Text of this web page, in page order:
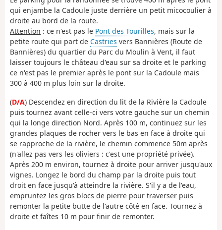
qui enjambe la Cadoule juste derrière un petit micocoulier à
droite au bord de la route.
Attention : ce n'est pas le Pont des Tourilles, mais sur la
petite route qui part de Castries vers Bannières (Route de
Bannières) du quartier du Parc du Moulin à Vent, il faut
laisser toujours le château d'eau sur sa droite et le parking
ce n'est pas le premier après le pont sur la Cadoule mais
300 à 400 m plus loin sur la droite.
(D/A) Descendez en direction du lit de la Rivière la Cadoule
puis tournez avant celle-ci vers votre gauche sur un chemin
qui la longe direction Nord. Après 100 m, continuez sur les
grandes plaques de rocher vers le bas en face à droite qui
se rapproche de la rivière, le chemin commence 50m après
(n'allez pas vers les oliviers : c'est une propriété privée).
Après 200 m environ, tournez à droite pour arriver jusqu'aux
vignes. Longez le bord du champ par la droite puis tout
droit en face jusqu'à atteindre la rivière. S'il y a de l'eau,
empruntez les gros blocs de pierre pour traverser puis
remonter la petite butte de l'autre côté en face. Tournez à
droite et faîtes 10 m pour finir de remonter.